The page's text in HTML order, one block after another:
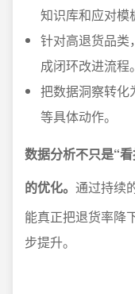
知识库和应对模
针对高退货品类
成闭环改进流程。
把数据洞察转化
等具体动作。
数据分析不只是“
的优化。 通过持续
能真正把退货率降
步提升。